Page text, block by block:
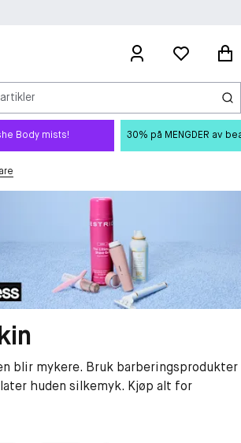
Body mists! 30% på MENGDER av
blir mykere. Bruk barberingsprodukter
huden silkemyk. Kjøp alt for